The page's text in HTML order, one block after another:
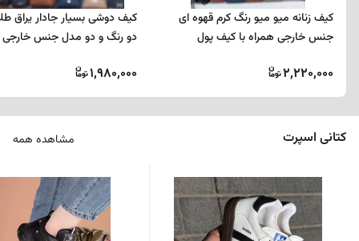
کیف زنانه میو میو رنگ کرم قهوه ای
جنس خارجی همراه با کیف پول
2,220,000
کیف دوشی بسیار جادار یراق
دو رنگ و دو مدل جنس خارجی
1,980,000
کتانی اسپرت مشاهده همه